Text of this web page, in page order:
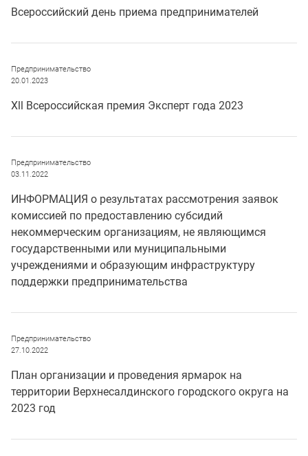
Всероссийский день приема предпринимателей
Предпринимательство
20.01.2023
Хll Всероссийская премия Эксперт года 2023
Предпринимательство
03.11.2022
ИНФОРМАЦИЯ о результатах рассмотрения заявок
комиссией по предоставлению субсидий
некоммерческим организациям, не являющимся
государственными или муниципальными
учреждениями и образующим инфраструктуру
поддержки предпринимательства
Предпринимательство
27.10.2022
План организации и проведения ярмарок на
территории Верхнесалдинского городского округа на
2023 год